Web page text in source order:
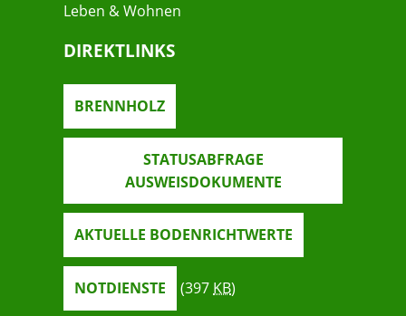
Leben & Wohnen
DIREKTLINKS
BRENNHOLZ
STATUSABFRAGE
AUSWEISDOKUMENTE
AKTUELLE BODENRICHTWERTE
NOTDIENSTE (397 KB)